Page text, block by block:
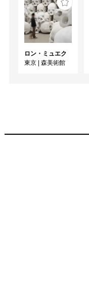
ロン・ミュエク
東京
森美術館